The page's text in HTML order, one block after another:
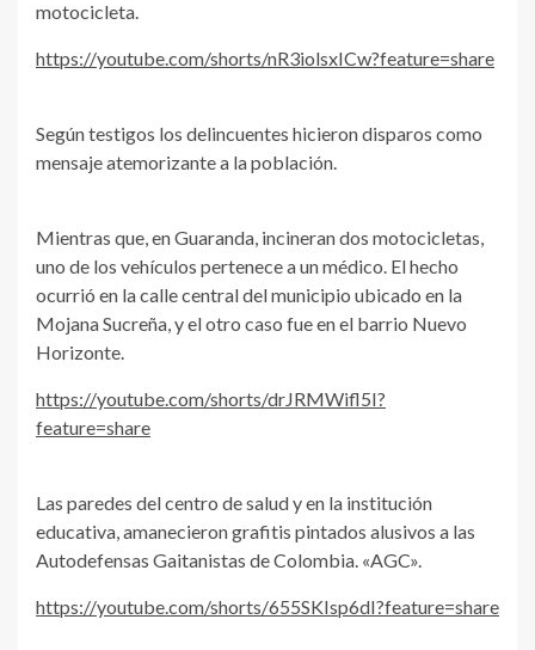
motocicleta.
https://youtube.com/shorts/nR3iolsxICw?feature=share
Según testigos los delincuentes hicieron disparos como
mensaje atemorizante a la población.
Mientras que, en Guaranda, incineran dos motocicletas,
uno de los vehículos pertenece a un médico. El hecho
ocurrió en la calle central del municipio ubicado en la
Mojana Sucreña, y el otro caso fue en el barrio Nuevo
Horizonte.
https://youtube.com/shorts/drJRMWifl5I?
feature=share
Las paredes del centro de salud y en la institución
educativa, amanecieron grafitis pintados alusivos a las
Autodefensas Gaitanistas de Colombia. «AGC».
https://youtube.com/shorts/655SKIsp6dI?feature=share